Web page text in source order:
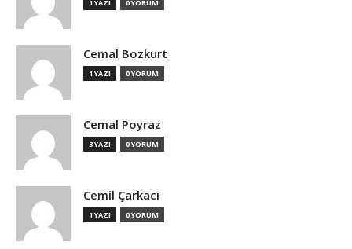
1 YAZI 0 YORUM
Cemal Bozkurt
1 YAZI 0 YORUM
Cemal Poyraz
3 YAZI 0 YORUM
Cemil Çarkacı
1 YAZI 0 YORUM